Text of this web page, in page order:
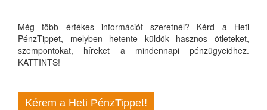
Még több értékes információt szeretnél? Kérd a Heti
PénzTippet, melyben hetente küldök hasznos ötleteket,
szempontokat, híreket a mindennapi pénzügyeidhez.
KATTINTS!
Kérem a Heti PénzTippet!